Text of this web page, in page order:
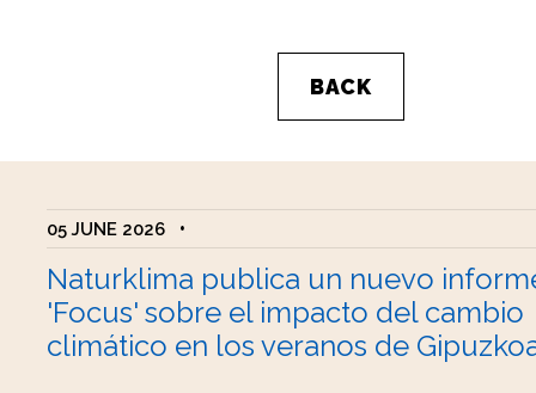
BACK
05 JUNE 2026 •
Naturklima publica un nuevo
'Focus' sobre el impacto del cambio
climático en los veranos de